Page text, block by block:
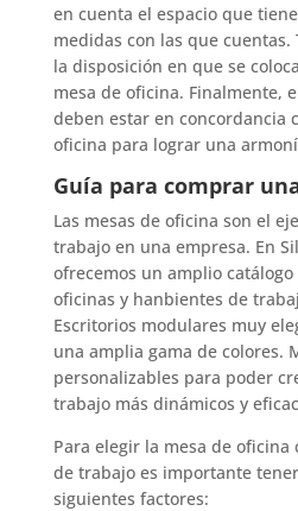
en cuenta el espacio que
medidas con las que
la disposición en que se
mesa de oficina. Finalmente,
deben estar en concordancia
oficina para lograr una
Guía para comprar
Las mesas de oficina son el
trabajo en una empresa. En
ofrecemos un amplio catálogo
oficinas y hanbientes de
Escritorios modulares muy
una amplia gama de colores.
personalizables para poder
trabajo más dinámicos y
Para elegir la mesa de oficina
de trabajo es importante
siguientes factores: